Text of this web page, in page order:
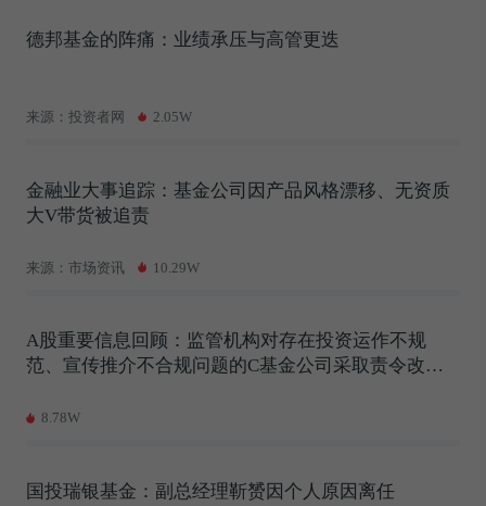
德邦基金的阵痛：业绩承压与高管更迭
来源：投资者网 2.05W
金融业大事追踪：基金公司因产品风格漂移、无资质
大V带货被追责
来源：市场资讯 10.29W
A股重要信息回顾：监管机构对存在投资运作不规
范、宣传推介不合规问题的C基金公司采取责令改正
兰钧披露2025年公司实现成立以来首次全年盈利2026
8.78W
国投瑞银基金：副总经理靳赟因个人原因离任